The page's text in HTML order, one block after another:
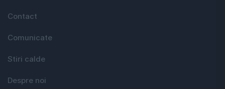
Contact
Comunicate
Stiri calde
Despre noi